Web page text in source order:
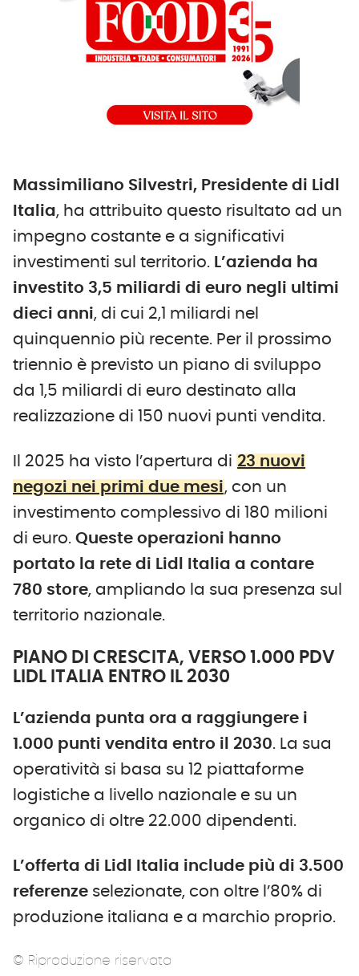
Massimiliano Silvestri, Presidente di Lidl
Italia, ha attribuito questo risultato ad un
impegno costante e a significativi
investimenti sul territorio. L’azienda ha
investito 3,5 miliardi di euro negli ultimi
dieci anni, di cui 2,1 miliardi nel
quinquennio più recente. Per il prossimo
triennio è previsto un piano di sviluppo
da 1,5 miliardi di euro destinato alla
realizzazione di 150 nuovi punti vendita.
Il 2025 ha visto l’apertura di 23 nuovi
negozi nei primi due mesi, con un
investimento complessivo di 180 milioni
di euro. Queste operazioni hanno
portato la rete di Lidl Italia a contare
780 store, ampliando la sua presenza sul
territorio nazionale.
PIANO DI CRESCITA, VERSO 1.000 PDV
LIDL ITALIA ENTRO IL 2030
L’azienda punta ora a raggiungere i
1.000 punti vendita entro il 2030. La sua
operatività si basa su 12 piattaforme
logistiche a livello nazionale e su un
organico di oltre 22.000 dipendenti.
L’offerta di Lidl Italia include più di 3.500
referenze selezionate, con oltre l’80% di
produzione italiana e a marchio proprio.
© Riproduzione riservata